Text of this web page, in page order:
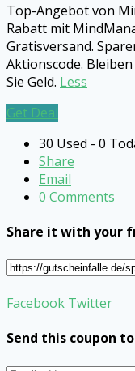
Top-Angebot von
Rabatt mit
Gratisversand.
Aktionscode.
Sie Geld. Less
Get Deal
30 Used - 0
Share
Email
0 Comments
Share it with your
Facebook Twitter
Send this coupon